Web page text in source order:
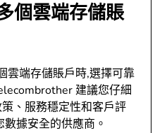
個雲端存儲賬
雲端存儲賬戶時,選擇可靠
建議您仔細
、服務穩定性和客戶評
據安全的供應商。